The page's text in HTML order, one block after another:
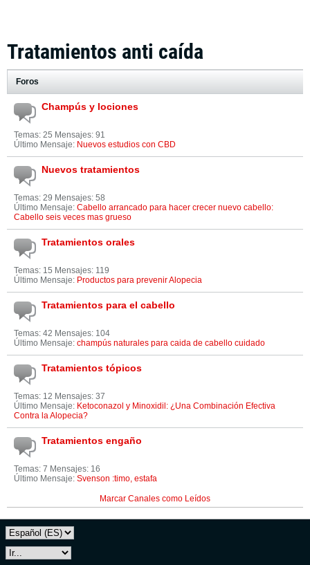
Tratamientos anti caída
Foros
Champús y lociones
Temas: 25 Mensajes: 91
Último Mensaje: Nuevos estudios con CBD
Nuevos tratamientos
Temas: 29 Mensajes: 58
Último Mensaje: Cabello arrancado para hacer crecer nuevo cabello:
Cabello seis veces mas grueso
Tratamientos orales
Temas: 15 Mensajes: 119
Último Mensaje: Productos para prevenir Alopecia
Tratamientos para el cabello
Temas: 42 Mensajes: 104
Último Mensaje: champús naturales para caida de cabello cuidado
Tratamientos tópicos
Temas: 12 Mensajes: 37
Último Mensaje: Ketoconazol y Minoxidil: ¿Una Combinación Efectiva
Contra la Alopecia?
Tratamientos engaño
Temas: 7 Mensajes: 16
Último Mensaje: Svenson :timo, estafa
Marcar Canales como Leídos